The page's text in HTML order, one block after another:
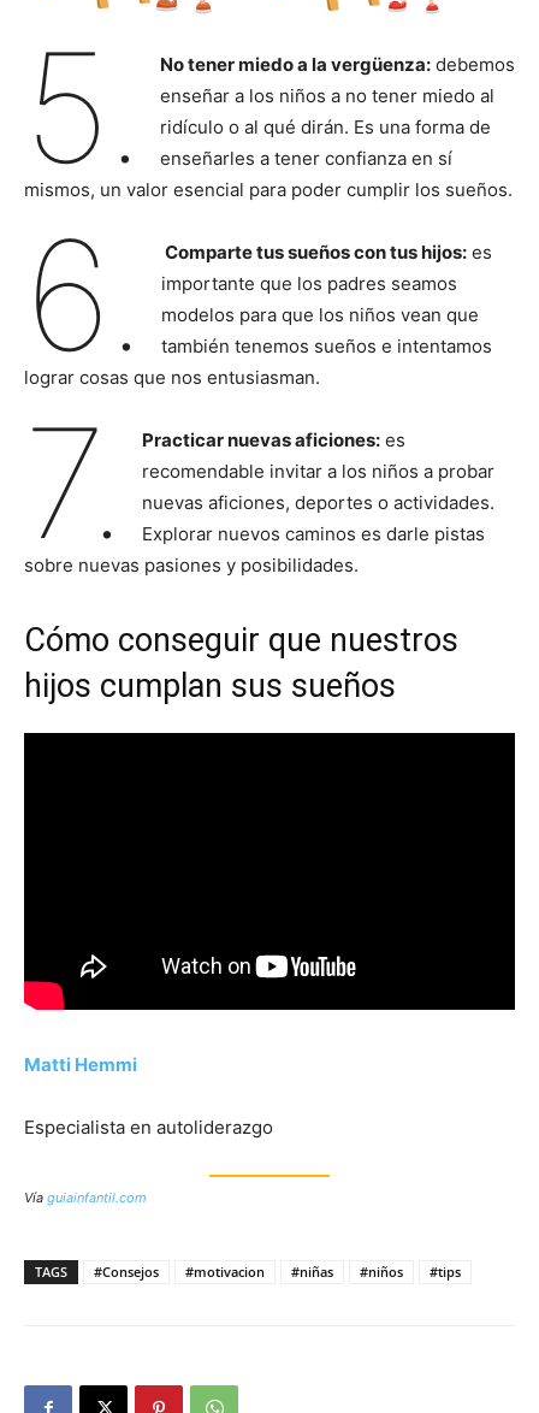
5. No tener miedo a la vergüenza:debemos
enseñar a los niños a no tener miedo al
ridículo o al qué dirán. Es una forma de
enseñarles a tener confianza en sí
mismos, un valor esencial para poder cumplir los sueños.
6. Comparte tus sueños con tus hijos:es
importante que los padres seamos
modelos para que los niños vean que
también tenemos sueños e intentamos
lograr cosas que nos entusiasman.
7. Practicar nuevas aficiones:es
recomendable invitar a los niños a probar
nuevas aficiones, deportes o actividades.
Explorar nuevos caminos es darle pistas
sobre nuevas pasiones y posibilidades.
Cómo conseguir que nuestros
hijos cumplan sus sueños
Matti Hemmi
Especialista en autoliderazgo
Vía guiainfantil.com
TAGS #Consejos #motivacion #niñas #niños #tips